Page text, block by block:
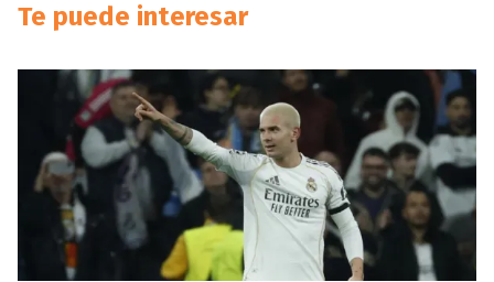
Te puede interesar